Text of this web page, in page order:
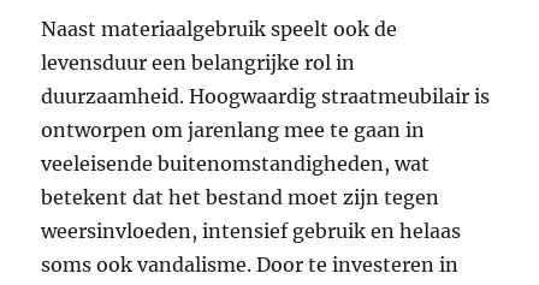
Naast materiaalgebruik speelt ook de
levensduur een belangrijke rol in
duurzaamheid. Hoogwaardig straatmeubilair is
ontworpen om jarenlang mee te gaan in
veeleisende buitenomstandigheden, wat
betekent dat het bestand moet zijn tegen
weersinvloeden, intensief gebruik en helaas
soms ook vandalisme. Door te investeren in